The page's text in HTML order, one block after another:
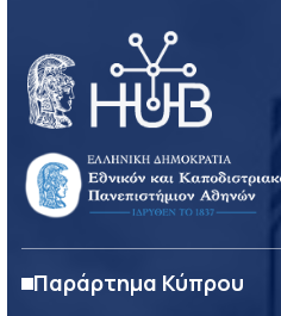
Παράρτημα Κύπρου